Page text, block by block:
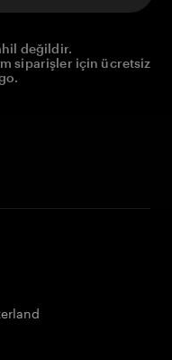
değildir.
siparişler için ücretsiz